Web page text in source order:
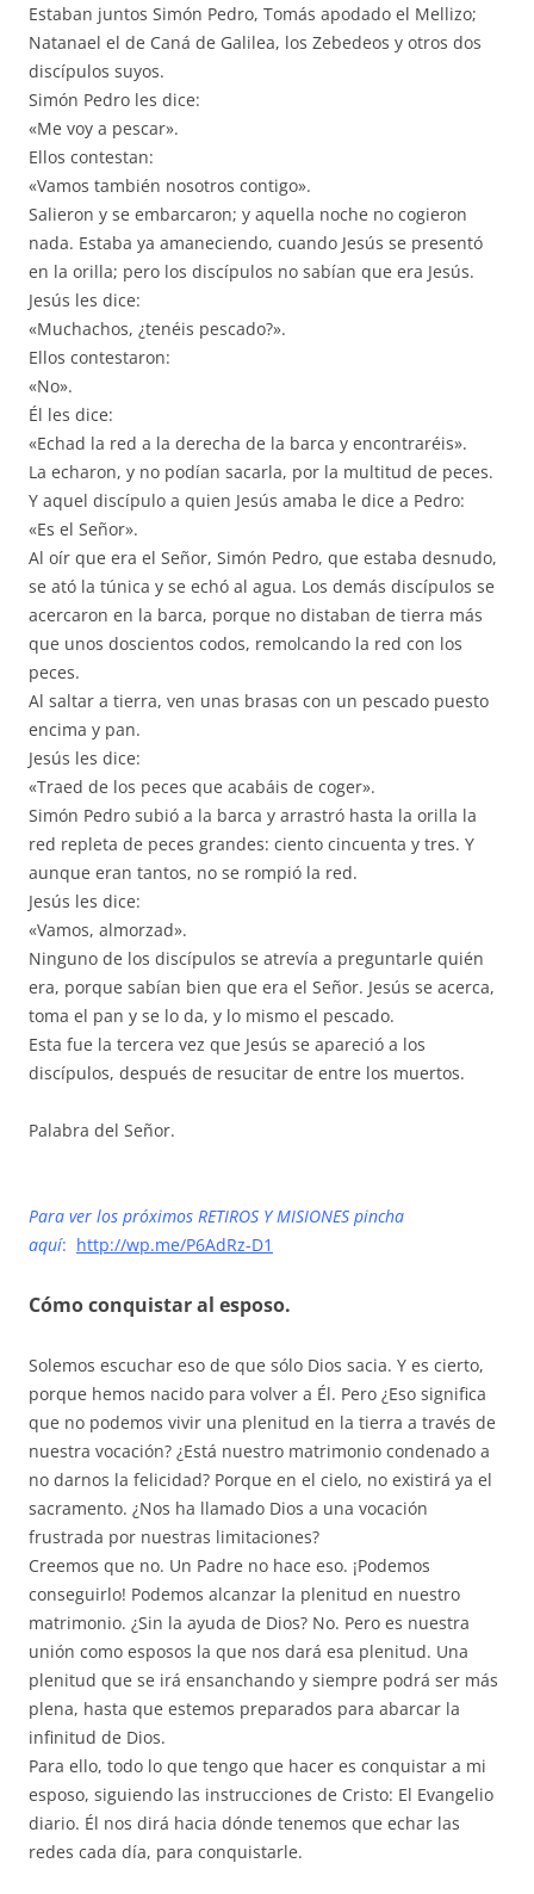
Estaban juntos Simón Pedro, Tomás apodado el Mellizo;
Natanael el de Caná de Galilea, los Zebedeos y otros dos
discípulos suyos.
Simón Pedro les dice:
«Me voy a pescar».
Ellos contestan:
«Vamos también nosotros contigo».
Salieron y se embarcaron; y aquella noche no cogieron
nada. Estaba ya amaneciendo, cuando Jesús se presentó
en la orilla; pero los discípulos no sabían que era Jesús.
Jesús les dice:
«Muchachos, ¿tenéis pescado?».
Ellos contestaron:
«No».
Él les dice:
«Echad la red a la derecha de la barca y encontraréis».
La echaron, y no podían sacarla, por la multitud de peces.
Y aquel discípulo a quien Jesús amaba le dice a Pedro:
«Es el Señor».
Al oír que era el Señor, Simón Pedro, que estaba desnudo,
se ató la túnica y se echó al agua. Los demás discípulos se
acercaron en la barca, porque no distaban de tierra más
que unos doscientos codos, remolcando la red con los
peces.
Al saltar a tierra, ven unas brasas con un pescado puesto
encima y pan.
Jesús les dice:
«Traed de los peces que acabáis de coger».
Simón Pedro subió a la barca y arrastró hasta la orilla la
red repleta de peces grandes: ciento cincuenta y tres. Y
aunque eran tantos, no se rompió la red.
Jesús les dice:
«Vamos, almorzad».
Ninguno de los discípulos se atrevía a preguntarle quién
era, porque sabían bien que era el Señor. Jesús se acerca,
toma el pan y se lo da, y lo mismo el pescado.
Esta fue la tercera vez que Jesús se apareció a los
discípulos, después de resucitar de entre los muertos.
Palabra del Señor.
Para ver los próximos RETIROS Y MISIONES pincha
aquí: http://wp.me/P6AdRz-D1
Cómo conquistar al esposo.
Solemos escuchar eso de que sólo Dios sacia. Y es cierto,
porque hemos nacido para volver a Él. Pero ¿Eso significa
que no podemos vivir una plenitud en la tierra a través de
nuestra vocación? ¿Está nuestro matrimonio condenado a
no darnos la felicidad? Porque en el cielo, no existirá ya el
sacramento. ¿Nos ha llamado Dios a una vocación
frustrada por nuestras limitaciones?
Creemos que no. Un Padre no hace eso. ¡Podemos
conseguirlo! Podemos alcanzar la plenitud en nuestro
matrimonio. ¿Sin la ayuda de Dios? No. Pero es nuestra
unión como esposos la que nos dará esa plenitud. Una
plenitud que se irá ensanchando y siempre podrá ser más
plena, hasta que estemos preparados para abarcar la
infinitud de Dios.
Para ello, todo lo que tengo que hacer es conquistar a mi
esposo, siguiendo las instrucciones de Cristo: El Evangelio
diario. Él nos dirá hacia dónde tenemos que echar las
redes cada día, para conquistarle.